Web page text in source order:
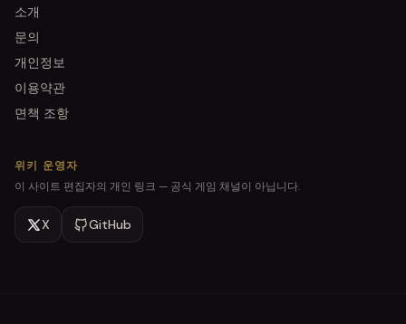
소개
문의
개인정보
이용약관
면책 조항
위키 운영자
이 사이트 편집자의 개인 링크 — 공식 게임 채널이 아닙니다.
X GitHub